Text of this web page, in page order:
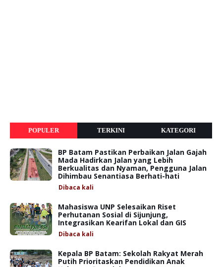
POPULER TERKINI KATEGORI
BP Batam Pastikan Perbaikan Jalan Gajah
Mada Hadirkan Jalan yang Lebih
Berkualitas dan Nyaman, Pengguna Jalan
Dihimbau Senantiasa Berhati-hati
Dibaca kali
Mahasiswa UNP Selesaikan Riset
Perhutanan Sosial di Sijunjung,
Integrasikan Kearifan Lokal dan GIS
Dibaca kali
Kepala BP Batam: Sekolah Rakyat Merah
Putih Prioritaskan Pendidikan Anak